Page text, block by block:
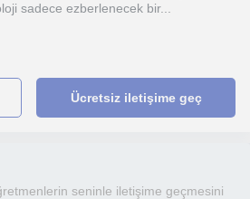
sadece ezberlenecek bir...
Ücretsiz iletişime geç
seninle iletişime geçmesini